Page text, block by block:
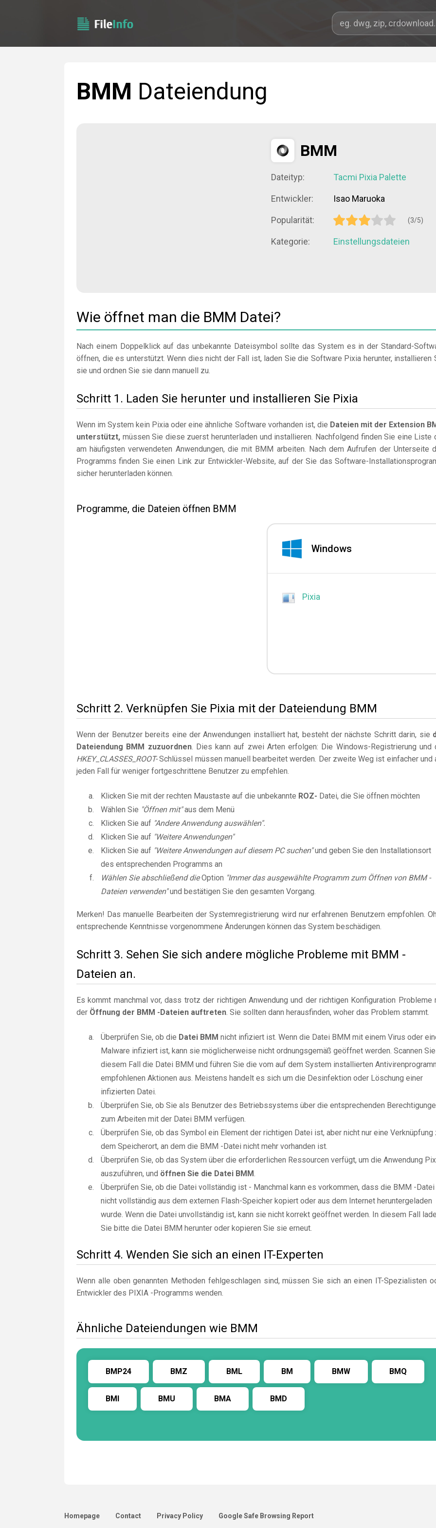
BMM Dateiendung
BMM
Dateityp: Tacmi Pixia Palette
Entwickler: Isao Maruoka
Popularität: (3/5)
Kategorie: Einstellungsdateien
Wie öffnet man die BMM Datei?
Nach einem Doppelklick auf das unbekannte Dateisymbol sollte das System es in der Standard-
öffnen, die es unterstützt. Wenn dies nicht der Fall ist, laden Sie die Software Pixia herunter, installieren
sie und ordnen Sie sie dann manuell zu.
Schritt 1. Laden Sie herunter und installieren Sie Pixia
Wenn im System kein Pixia oder eine ähnliche Software vorhanden ist, die Dateien mit der Extension
unterstützt, müssen Sie diese zuerst herunterladen und installieren. Nachfolgend finden Sie eine Liste
am häufigsten verwendeten Anwendungen, die mit BMM arbeiten. Nach dem Aufrufen der Unterseite
Programms finden Sie einen Link zur Entwickler-Website, auf der Sie das Software-
sicher herunterladen können.
Programme, die Dateien öffnen BMM
Windows
Pixia
Schritt 2. Verknüpfen Sie Pixia mit der Dateiendung BMM
Wenn der Benutzer bereits eine der Anwendungen installiert hat, besteht der nächste Schritt darin, sie
Dateiendung BMM zuzuordnen. Dies kann auf zwei Arten erfolgen: Die Windows-Registrierung und
HKEY_CLASSES_ROOT-Schlüssel müssen manuell bearbeitet werden. Der zweite Weg ist einfacher und
jeden Fall für weniger fortgeschrittene Benutzer zu empfehlen.
Klicken Sie mit der rechten Maustaste auf die unbekannte ROZ- Datei, die Sie öffnen möchten
Wählen Sie "Öffnen mit"aus dem Menü
Klicken Sie auf "Andere Anwendung auswählen".
Klicken Sie auf "Weitere Anwendungen"
Klicken Sie auf "Weitere Anwendungen auf diesem PC suchen"und geben Sie den Installationsort
des entsprechenden Programms an
Wählen Sie abschließend dieOption "Immer das ausgewählte Programm zum Öffnen von BMM -
Dateien verwenden"und bestätigen Sie den gesamten Vorgang.
Merken! Das manuelle Bearbeiten der Systemregistrierung wird nur erfahrenen Benutzern empfohlen.
entsprechende Kenntnisse vorgenommene Änderungen können das System beschädigen.
Schritt 3. Sehen Sie sich andere mögliche Probleme mit BMM -
Dateien an.
Es kommt manchmal vor, dass trotz der richtigen Anwendung und der richtigen Konfiguration Probleme
der Öffnung der BMM -Dateien auftreten. Sie sollten dann herausfinden, woher das Problem stammt.
Überprüfen Sie, ob die Datei BMM nicht infiziert ist. Wenn die Datei BMM mit einem Virus oder
Malware infiziert ist, kann sie möglicherweise nicht ordnungsgemäß geöffnet werden. Scannen
diesem Fall die Datei BMM und führen Sie die vom auf dem System installierten
empfohlenen Aktionen aus. Meistens handelt es sich um die Desinfektion oder Löschung einer
infizierten Datei.
Überprüfen Sie, ob Sie als Benutzer des Betriebssystems über die entsprechenden
zum Arbeiten mit der Datei BMM verfügen.
Überprüfen Sie, ob das Symbol ein Element der richtigen Datei ist, aber nicht nur eine Verknüpfung
dem Speicherort, an dem die BMM -Datei nicht mehr vorhanden ist.
Überprüfen Sie, ob das System über die erforderlichen Ressourcen verfügt, um die Anwendung
auszuführen, und öffnen Sie die Datei BMM.
Überprüfen Sie, ob die Datei vollständig ist - Manchmal kann es vorkommen, dass die BMM -Datei
nicht vollständig aus dem externen Flash-Speicher kopiert oder aus dem Internet heruntergeladen
wurde. Wenn die Datei unvollständig ist, kann sie nicht korrekt geöffnet werden. In diesem Fall
Sie bitte die Datei BMM herunter oder kopieren Sie sie erneut.
Schritt 4. Wenden Sie sich an einen IT-Experten
Wenn alle oben genannten Methoden fehlgeschlagen sind, müssen Sie sich an einen IT-Spezialisten
Entwickler des PIXIA -Programms wenden.
Ähnliche Dateiendungen wie BMM
BMP24 BMZ BML BM BMW BMQ
BMI BMU BMA BMD
Homepage Contact Privacy Policy Google Safe Browsing Report